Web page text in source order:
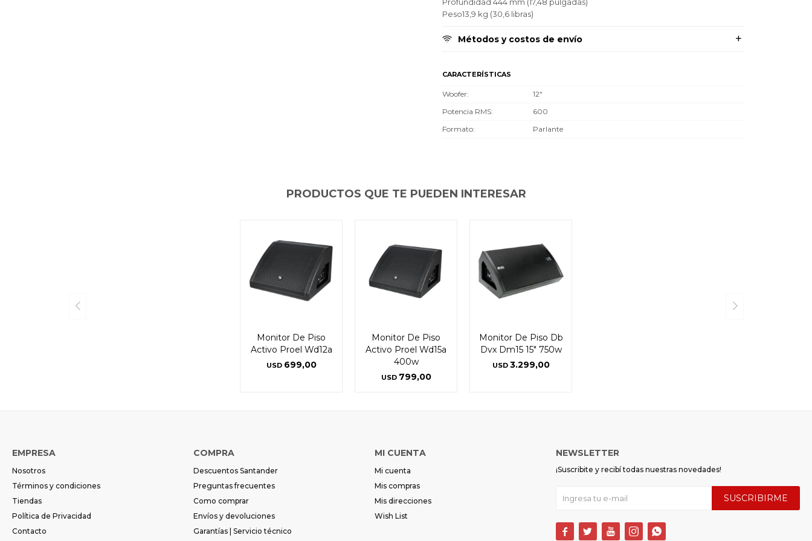
Peso13,9 kg (30,6 libras)
Métodos y costos de envío
CARACTERÍSTICAS
Woofer
12"
Potencia RMS
600
Formato
Parlante
PRODUCTOS QUE TE PUEDEN INTERESAR
Monitor De Piso
Activo Proel Wd12a
USD 699,00
Monitor De Piso
Activo Proel Wd15a
400w
USD 799,00
Monitor De Piso Db
Dvx Dm15 15" 750w
USD 3.299,00
EMPRESA
Nosotros
Términos y condiciones
Tiendas
Política de Privacidad
Contacto
COMPRA
Descuentos Santander
Preguntas frecuentes
Como comprar
Envíos y devoluciones
Garantías | Servicio técnico
MI CUENTA
Mi cuenta
Mis compras
Mis direcciones
Wish List
NEWSLETTER
¡Suscribite y recibí todas nuestras novedades!
SUSCRIBIRME
    